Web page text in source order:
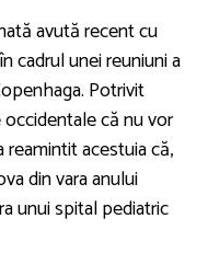
avută recent cu
cadrul unei reuniuni a
Potrivit
că nu vor
reamintit acestuia că,
din vara anului
unui spital pediatric